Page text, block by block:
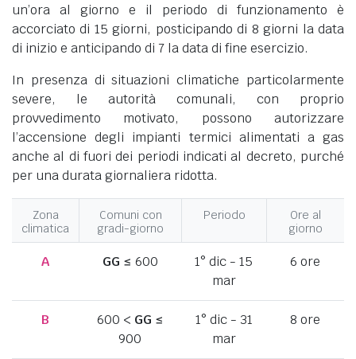
un’ora al giorno e il periodo di funzionamento è
accorciato di 15 giorni, posticipando di 8 giorni la data
di inizio e anticipando di 7 la data di fine esercizio.
In presenza di situazioni climatiche particolarmente
severe, le autorità comunali, con proprio
provvedimento motivato, possono autorizzare
l’accensione degli impianti termici alimentati a gas
anche al di fuori dei periodi indicati al decreto, purché
per una durata giornaliera ridotta.
Zona
climatica
Comuni con
gradi-giorno
Periodo
Ore al
giorno
A GG ≤ 600
1° dic - 15
mar
6 ore
B 600 < GG ≤
900
1° dic - 31
mar
8 ore